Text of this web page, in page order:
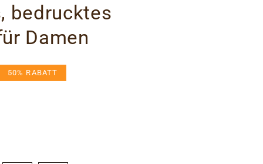
bedrucktes
Damen
50% RABATT